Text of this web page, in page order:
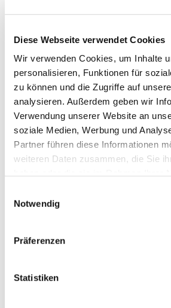
Diese Webseite verwendet Cookies
Wir verwenden Cookies, um Inhalte
personalisieren, Funktionen für
zu können und die Zugriffe auf
analysieren. Außerdem geben wir
Verwendung unserer Website an
soziale Medien, Werbung und
Partner führen diese Informationen
weiteren Daten zusammen, die Sie
Notwendig
Präferenzen
Statistiken